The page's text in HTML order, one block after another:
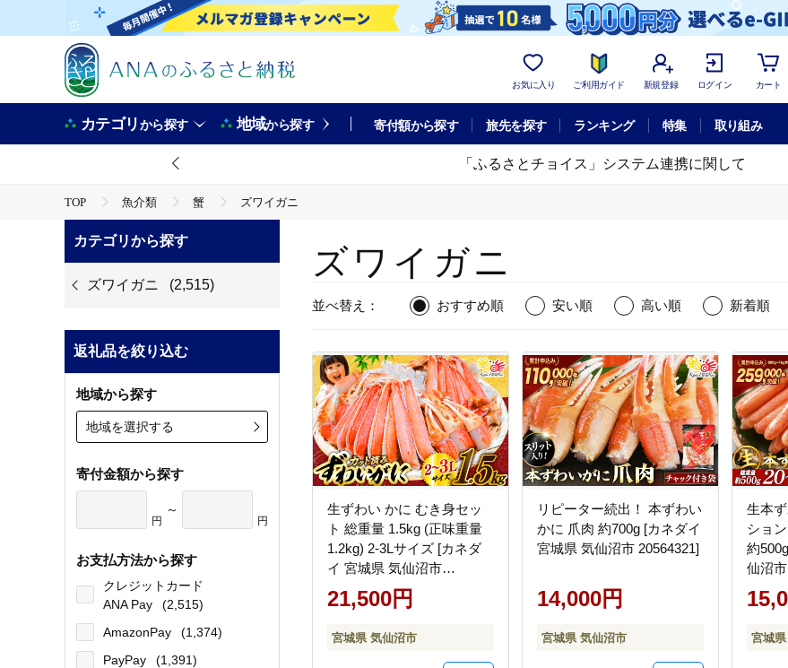
お気に入り ご利用ガイド 新規登録 ログイン カート
カテゴリから探す 地域から探す 寄付額から探す 旅先を探す ランキング 特集 取り組み
「ふるさとチョイス」システム連携に関して
TOP 魚介類 蟹 ズワイガニ
カテゴリから探す
ズワイガニ (2,515)
返礼品を絞り込む
地域から探す
地域を選択する
寄付金額から探す
円
～
円
お支払方法から探す
クレジットカード
ANA Pay
(2,515)
AmazonPay
(1,374)
PayPay
(1,391)
ズワイガニ
並べ替え： おすすめ順 安い順 高い順 新着順
生ずわい かに むき身セッ
ト 総重量 1.5kg (正味重量
1.2kg) 2-3Lサイズ [カネダ
イ 宮城県 気仙沼市
20565690]
21,500円
宮城県 気仙沼市
リピーター続出！ 本ずわい
かに 爪肉 約700g [カネダイ
宮城県 気仙沼市 20564321]
14,000円
宮城県 気仙沼市
生本
ショ
約
仙沼
宮城